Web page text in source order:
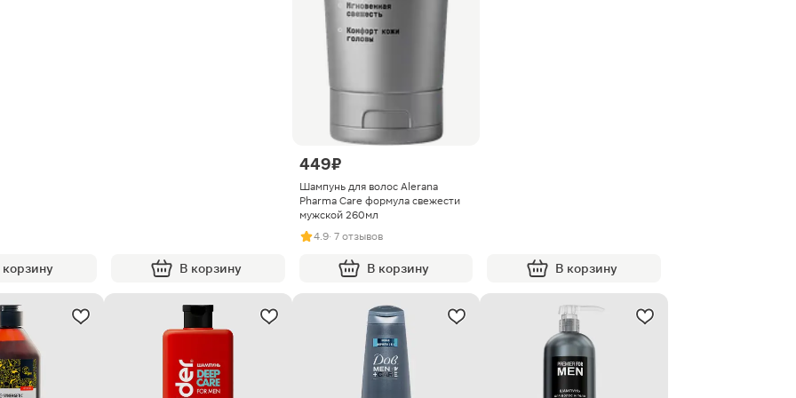
В корзину
449 ₽
Шампунь для волос Alerana
Pharma Care формула свежести
мужской 260мл
4.9· 7 отзывов
В корзину В корзину